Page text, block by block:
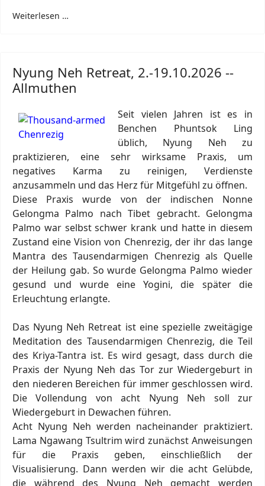
Weiterlesen …
Nyung Neh Retreat, 2.-19.10.2026 --
Allmuthen
Seit vielen Jahren ist es in
Benchen Phuntsok Ling
üblich, Nyung Neh zu
praktizieren, eine sehr wirksame Praxis, um
negatives Karma zu reinigen, Verdienste
anzusammeln und das Herz für Mitgefühl zu öffnen.
Diese Praxis wurde von der indischen Nonne
Gelongma Palmo nach Tibet gebracht. Gelongma
Palmo war selbst schwer krank und hatte in diesem
Zustand eine Vision von Chenrezig, der ihr das lange
Mantra des Tausendarmigen Chenrezig als Quelle
der Heilung gab. So wurde Gelongma Palmo wieder
gesund und wurde eine Yogini, die später die
Erleuchtung erlangte.
Das Nyung Neh Retreat ist eine spezielle zweitägige
Meditation des Tausendarmigen Chenrezig, die Teil
des Kriya-Tantra ist. Es wird gesagt, dass durch die
Praxis der Nyung Neh das Tor zur Wiedergeburt in
den niederen Bereichen für immer geschlossen wird.
Die Vollendung von acht Nyung Neh soll zur
Wiedergeburt in Dewachen führen.
Acht Nyung Neh werden nacheinander praktiziert.
Lama Ngawang Tsultrim wird zunächst Anweisungen
für die Praxis geben, einschließlich der
Visualisierung. Dann werden wir die acht Gelübde,
die während des Nyung Neh gemacht werden